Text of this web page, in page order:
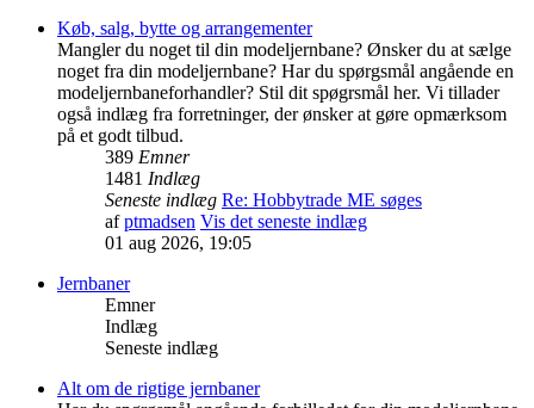
Køb, salg, bytte og arrangementer
Mangler du noget til din modeljernbane? Ønsker du at sælge
noget fra din modeljernbane? Har du spørgsmål angående en
modeljernbaneforhandler? Stil dit spøgrsmål her. Vi tillader
også indlæg fra forretninger, der ønsker at gøre opmærksom
på et godt tilbud.
389 Emner
1481 Indlæg
Seneste indlæg Re: Hobbytrade ME søges
afptmadsen Vis det seneste indlæg
01 aug 2026, 19:05
Jernbaner
Emner
Indlæg
Seneste indlæg
Alt om de rigtige jernbaner